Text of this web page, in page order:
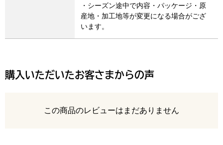
・シーズン途中で内容・パッケージ・原
産地・加工地等が変更になる場合がござ
います。
購入いただいたお客さまからの声
レビュー
この商品のレビューはまだありません